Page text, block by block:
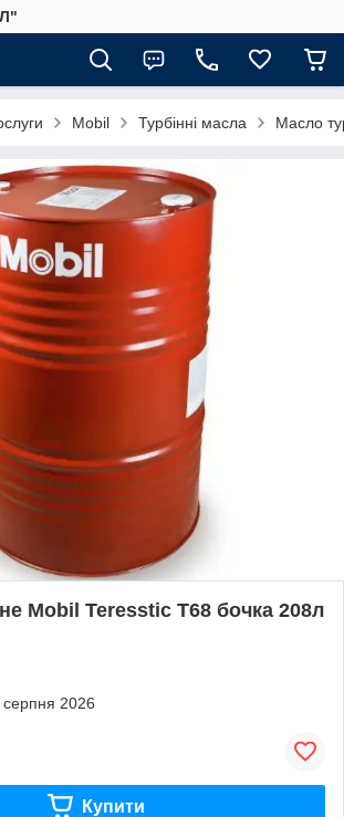
Mobil Турбінні масла Масло
Mobil Teresstic Т68 бочка 208л
серпня 2026
Купити